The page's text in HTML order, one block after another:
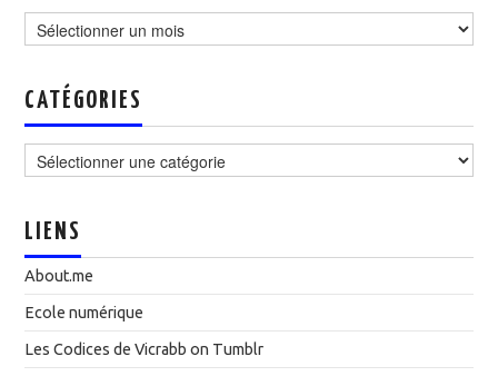
CATÉGORIES
LIENS
About.me
Ecole numérique
Les Codices de Vicrabb on Tumblr